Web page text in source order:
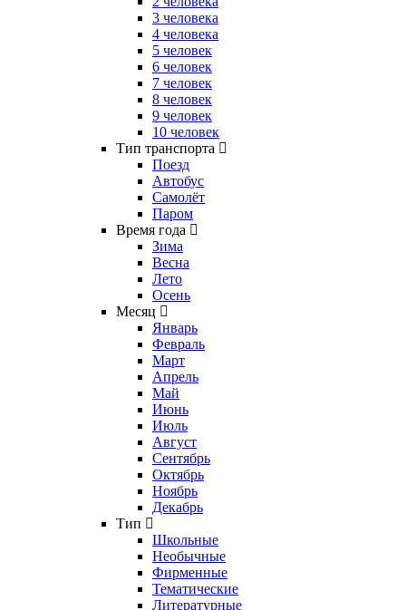
3 человека
4 человека
5 человек
6 человек
7 человек
8 человек
9 человек
10 человек
Тип транспорта
Поезд
Автобус
Самолёт
Паром
Время года
Зима
Весна
Лето
Осень
Месяц
Январь
Февраль
Март
Апрель
Май
Июнь
Июль
Август
Сентябрь
Октябрь
Ноябрь
Декабрь
Тип
Школьные
Необычные
Фирменные
Тематические
Литературные